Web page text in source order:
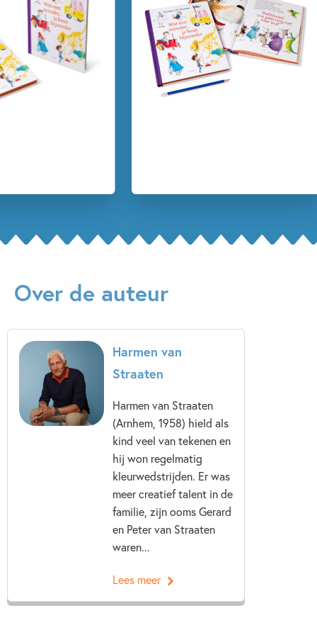
en een ontroerend voorleesverhaal. Om eindeloos voor te
lezen.
Nog een keer!
Humor
Klassiekers
Prentenboeken
Vriendschap
Harmen van Straaten
Over de auteur
Harmen van
Straaten
Harmen van Straaten
(Arnhem, 1958) hield als
kind veel van tekenen en
hij won regelmatig
kleurwedstrijden. Er was
meer creatief talent in de
familie, zijn ooms Gerard
en Peter van Straaten
waren...
Lees meer